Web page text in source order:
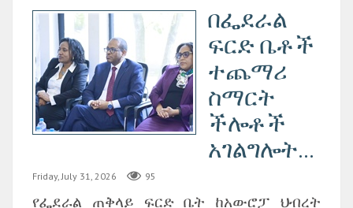
በፌደራል
ፍርድ ቤቶች
ተጨማሪ
ስማርት
ችሎቶች
አገልግሎት...
Friday, July 31, 2026 95
የፌደራል ጠቅላይ ፍርድ ቤት ከአውሮፓ ህብረት